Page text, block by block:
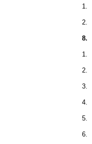
1.
2.
8.
1.
2.
3.
4.
5.
6.